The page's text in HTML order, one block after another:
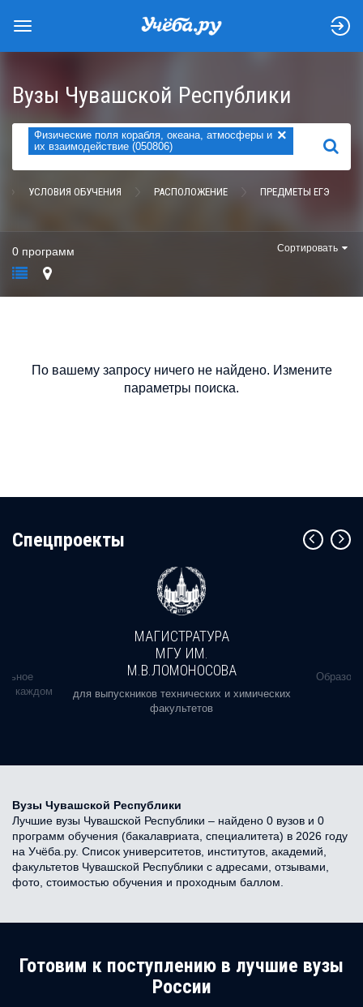
Вузы Чувашской Республики
Физические поля корабля, океана, атмосферы и
их взаимодействие (050806)
×
НАЙТИ
УСЛОВИЯ ОБУЧЕНИЯ РАСПОЛОЖЕНИЕ ПРЕДМЕТЫ ЕГЭ
0 программ Сортировать
По вашему запросу ничего не найдено. Измените
параметры поиска.
Cпецпроекты
в каждом
МАГИСТРАТУРА
МГУ ИМ.
М.В.ЛОМОНОСОВА
для выпускников технических и химических
факультетов
Вузы Чувашской Республики
Лучшие вузы Чувашской Республики – найдено 0 вузов и 0
программ обучения (бакалавриата, специалитета) в 2026 году
на Учёба.ру. Список университетов, институтов, академий,
факультетов Чувашской Республики с адресами, отзывами,
фото, стоимостью обучения и проходным баллом.
Готовим к поступлению в лучшие вузы
России